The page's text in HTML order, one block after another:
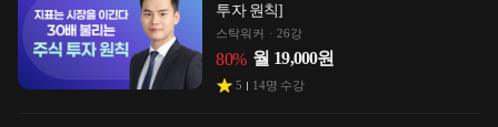
투자 원칙]
스탁워커 26강
80% 월 19,000원
5 14명 수강